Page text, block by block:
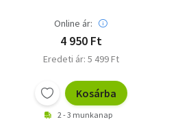
Online ár:
4 950 Ft
Eredeti ár: 5 499 Ft
Kosárba
2 - 3 munkanap